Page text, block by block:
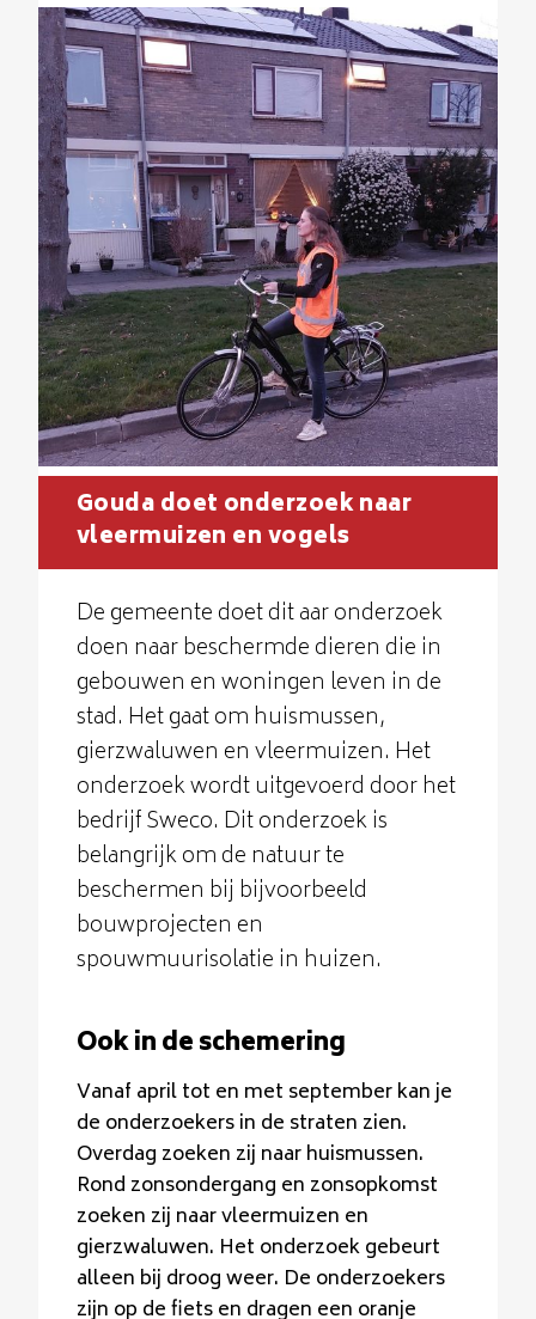
Gouda doet onderzoek naar
vleermuizen en vogels
De gemeente doet dit aar onderzoek
doen naar beschermde dieren die in
gebouwen en woningen leven in de
stad. Het gaat om huismussen,
gierzwaluwen en vleermuizen. Het
onderzoek wordt uitgevoerd door het
bedrijf Sweco. Dit onderzoek is
belangrijk om de natuur te
beschermen bij bijvoorbeeld
bouwprojecten en
spouwmuurisolatie in huizen.
Ook in de schemering
Vanaf april tot en met september kan je
de onderzoekers in de straten zien.
Overdag zoeken zij naar huismussen.
Rond zonsondergang en zonsopkomst
zoeken zij naar vleermuizen en
gierzwaluwen. Het onderzoek gebeurt
alleen bij droog weer. De onderzoekers
zijn op de fiets en dragen een oranje